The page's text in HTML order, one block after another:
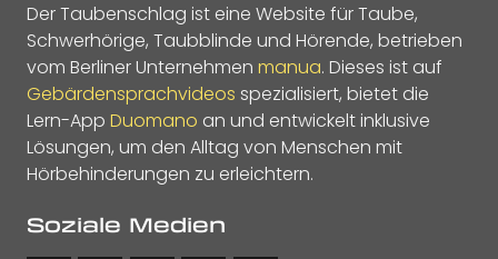
Der Taubenschlag ist eine Website für Taube,
Schwerhörige, Taubblinde und Hörende, betrieben
vom Berliner Unternehmen manua. Dieses ist auf
Gebärdensprachvideos spezialisiert, bietet die
Lern-App Duomano an und entwickelt inklusive
Lösungen, um den Alltag von Menschen mit
Hörbehinderungen zu erleichtern.
Soziale Medien